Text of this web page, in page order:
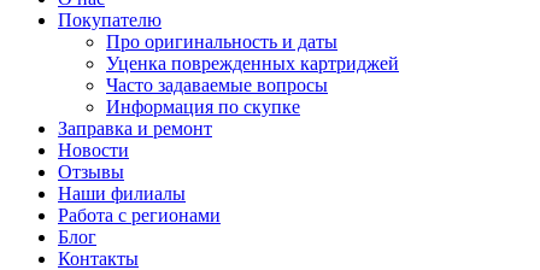
Покупателю
Про оригинальность и даты
Уценка поврежденных картриджей
Часто задаваемые вопросы
Информация по скупке
Заправка и ремонт
Новости
Отзывы
Наши филиалы
Работа с регионами
Блог
Контакты